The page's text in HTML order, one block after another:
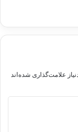
علامت‌گذاری شده‌اند